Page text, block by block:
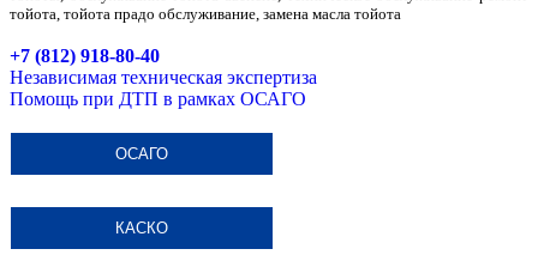
тойота, тойота прадо обслуживание, замена масла тойота
+7 (812) 918-80-40
Независимая техническая экспертиза
Помощь при ДТП в рамках ОСАГО
ОСАГО
КАСКО